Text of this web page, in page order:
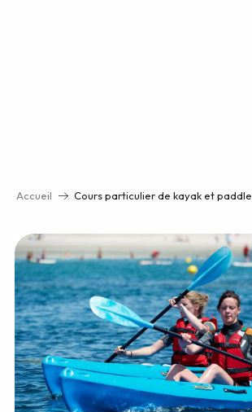
Accueil Cours particulier de kayak et paddle